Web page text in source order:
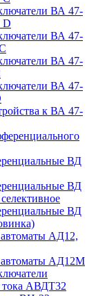
ВА 47-
D
ВА 47-
ВА 47-
ВА 47-
к ВА 47-
ВД
ВД
ВД
АД12,
АД12М
тока АВДТ32